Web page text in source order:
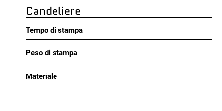
Candeliere
Tempo di stampa
Peso di stampa
Materiale